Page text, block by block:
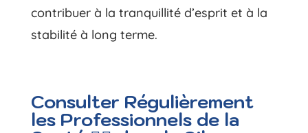
contribuer à la tranquillité d’esprit et à la
stabilité à long terme.
Consulter Régulièrement
les Professionnels de la